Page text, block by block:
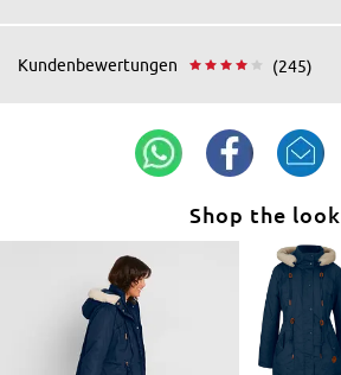
Kundenbewertungen (245)
Shop the look